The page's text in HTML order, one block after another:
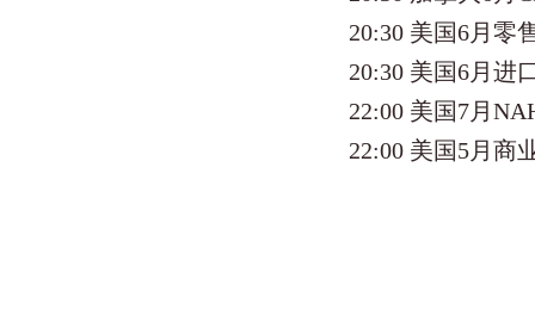
20:30 美国6月零
20:30 美国6月进
22:00 美国7月
22:00 美国5月商